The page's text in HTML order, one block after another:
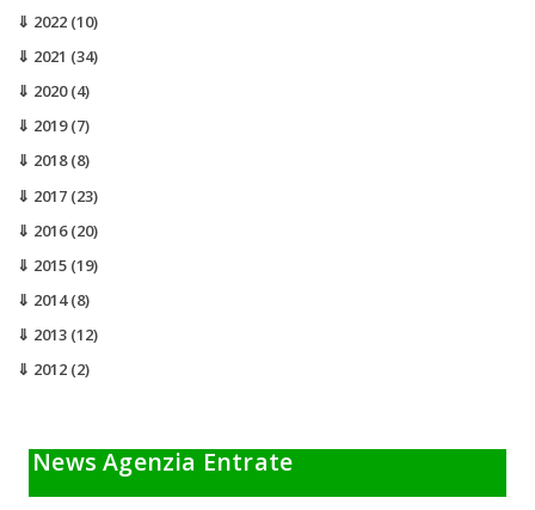
2022 (10)
2021 (34)
2020(4)
2019(7)
2018(8)
2017 (23)
2016(20)
2015 (19)
2014(8)
2013 (12)
2012 (2)
News Agenzia Entrate